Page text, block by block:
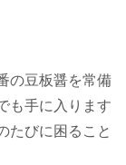
の豆板醤を常備
も手に入ります
たびに困ること